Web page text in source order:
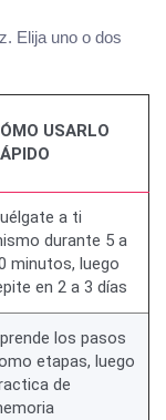
Elija uno o dos
USARLO
a ti
durante 5 a
minutos, luego
en 2 a 3 días
los pasos
etapas, luego
de